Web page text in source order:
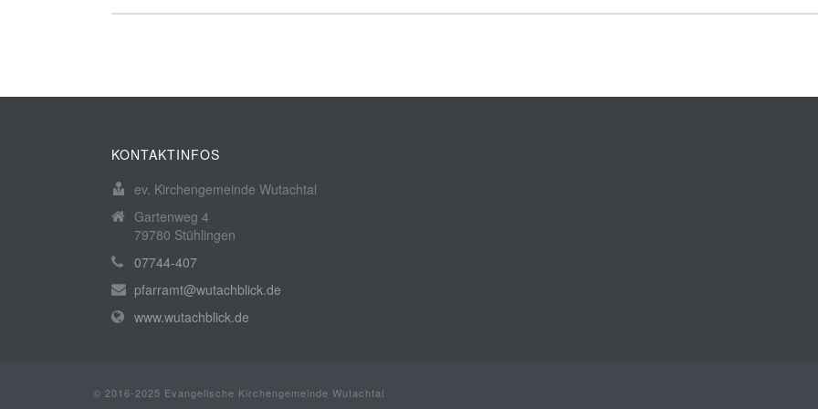
KONTAKTINFOS
ev. Kirchengemeinde Wutachtal
Gartenweg 4
79780 Stühlingen
07744-407
pfarramt@wutachblick.de
www.wutachblick.de
© 2016-2025 Evangelische Kirchengemeinde Wutachtal